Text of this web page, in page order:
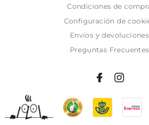
Condiciones de
Configuración de
Envíos y devoluciones
Preguntas Frecuentes